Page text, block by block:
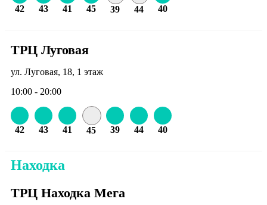
42 43 41 45 39 44 40
ТРЦ Луговая
ул. Луговая, 18, 1 этаж
10:00 - 20:00
42 43 41 45 39 44 40
Находка
ТРЦ Находка Мега